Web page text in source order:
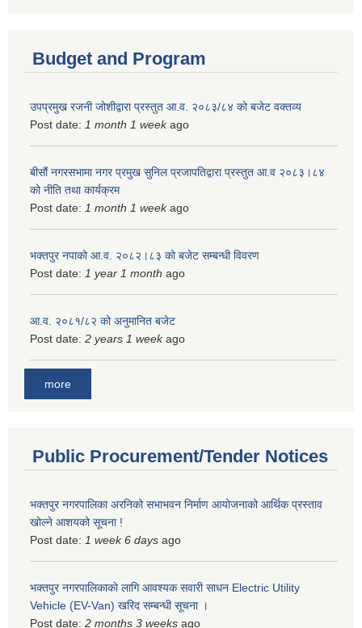
Budget and Program
उपप्रमुख रजनी जोशीद्वारा प्रस्तुत आ.व. २०८३/८४ को बजेट वक्तव्य
Post date: 1 month 1 weekago
बीसौं नगरसभामा नगर प्रमुख सुनिल प्रजापतिद्वारा प्रस्तुत आ.व‍ २०८३।८४
को नीति तथा कार्यक्रम
Post date: 1 month 1 weekago
भक्तपुर नपाको आ.व. २०८२।८३ को बजेट सम्बन्धी विवरण
Post date: 1 year 1 month ago
आ.व. २०८१/८२ को अनुमानित बजेट
Post date: 2 years 1 weekago
more
Public Procurement/Tender Notices
भक्तपुर नगरपालिका अरनिको सभाभवन निर्माण आयोजनाको आर्थिक प्रस्ताव
खोल्ने आशयको सूचना !
Post date: 1 week 6 days ago
भक्तपुर नगरपालिकाकाे लागि आवश्यक सवारी साधन Electric Utility
Vehicle (EV-Van) खरिद सम्बन्धी सूचना ।
Post date: 2 months 3 weeks ago